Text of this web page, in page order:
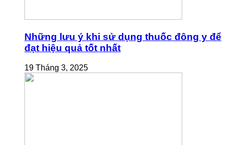
Những lưu ý khi sử dụng thuốc đông y để
đạt hiệu quả tốt nhất
19 Tháng 3, 2025